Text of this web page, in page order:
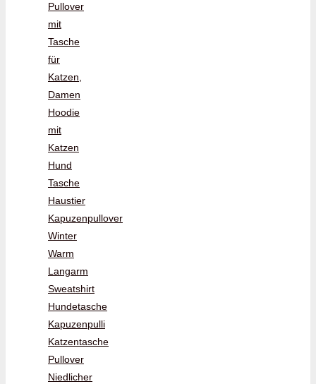
Pullover
mit
Tasche
für
Katzen,
Damen
Hoodie
mit
Katzen
Hund
Tasche
Haustier
Kapuzenpullover
Winter
Warm
Langarm
Sweatshirt
Hundetasche
Kapuzenpulli
Katzentasche
Pullover
Niedlicher